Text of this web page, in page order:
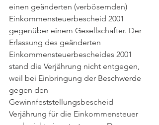
einen geänderten (verbösernden)
Einkommensteuerbescheid 2001
gegenüber einem Gesellschafter. Der
Erlassung des geänderten
Einkommensteuerbescheides 2001
stand die Verjährung nicht entgegen,
weil bei Einbringung der Beschwerde
gegen den
Gewinnfeststellungsbescheid
Verjährung für die Einkommensteuer